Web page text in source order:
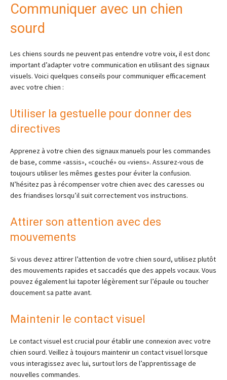
Communiquer avec un chien
sourd
Les chiens sourds ne peuvent pas entendre votre voix, il est donc
important d’adapter votre communication en utilisant des signaux
visuels. Voici quelques conseils pour communiquer efficacement
avec votre chien :
Utiliser la gestuelle pour donner des
directives
Apprenez à votre chien des signaux manuels pour les commandes
de base, comme «assis», «couché» ou «viens». Assurez-vous de
toujours utiliser les mêmes gestes pour éviter la confusion.
N’hésitez pas à récompenser votre chien avec des caresses ou
des friandises lorsqu’il suit correctement vos instructions.
Attirer son attention avec des
mouvements
Si vous devez attirer l’attention de votre chien sourd, utilisez plutôt
des mouvements rapides et saccadés que des appels vocaux. Vous
pouvez également lui tapoter légèrement sur l’épaule ou toucher
doucement sa patte avant.
Maintenir le contact visuel
Le contact visuel est crucial pour établir une connexion avec votre
chien sourd. Veillez à toujours maintenir un contact visuel lorsque
vous interagissez avec lui, surtout lors de l’apprentissage de
nouvelles commandes.